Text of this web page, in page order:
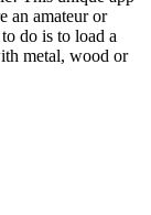
an amateur or
do is to load a
metal, wood or